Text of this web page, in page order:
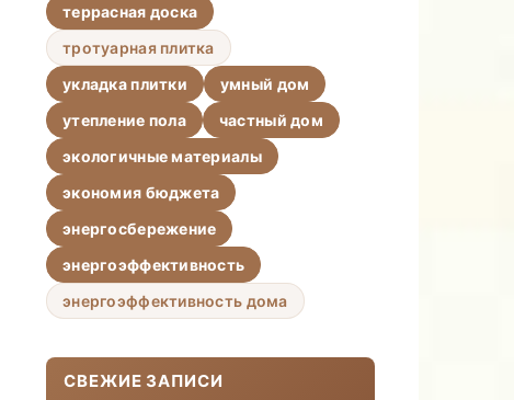
террасная доска
тротуарная плитка
укладка плитки
умный дом
утепление пола
частный дом
экологичные материалы
экономия бюджета
энергосбережение
энергоэффективность
энергоэффективность дома
СВЕЖИЕ ЗАПИСИ